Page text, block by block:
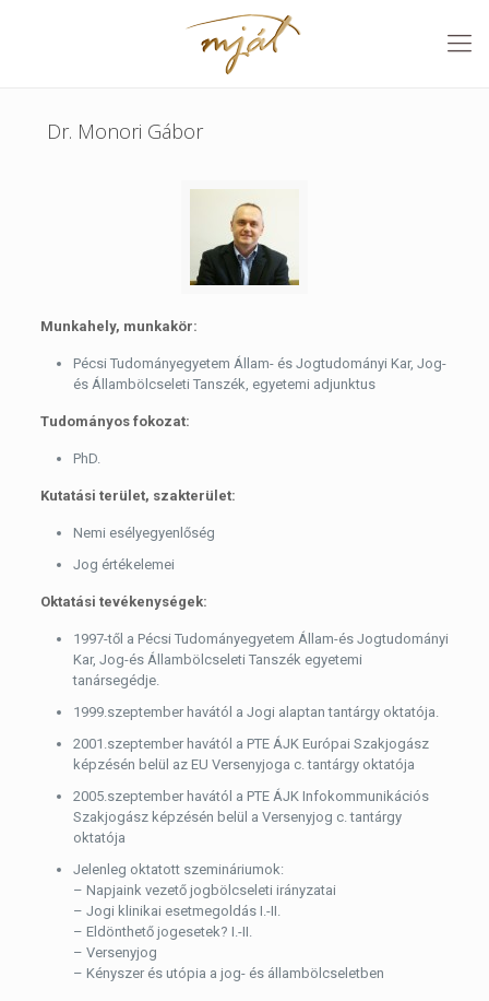
Dr. Monori Gábor
Munkahely, munkakör:
Pécsi Tudományegyetem Állam- és Jogtudományi Kar, Jog-
és Állambölcseleti Tanszék, egyetemi adjunktus
Tudományos fokozat:
PhD.
Kutatási terület, szakterület:
Nemi esélyegyenlőség
Jog értékelemei
Oktatási tevékenységek:
1997-től a Pécsi Tudományegyetem Állam-és Jogtudományi
Kar, Jog-és Állambölcseleti Tanszék egyetemi
tanársegédje.
1999.szeptember havától a Jogi alaptan tantárgy oktatója.
2001.szeptember havától a PTE ÁJK Európai Szakjogász
képzésén belül az EU Versenyjoga c. tantárgy oktatója
2005.szeptember havától a PTE ÁJK Infokommunikációs
Szakjogász képzésén belül a Versenyjog c. tantárgy
oktatója
Jelenleg oktatott szemináriumok:
– Napjaink vezető jogbölcseleti irányzatai
– Jogi klinikai esetmegoldás I.-II.
– Eldönthető jogesetek? I.-II.
– Versenyjog
– Kényszer és utópia a jog- és állambölcseletben